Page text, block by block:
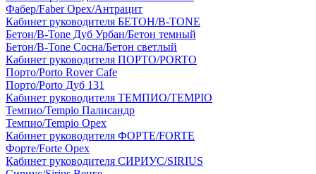
Фабер/Faber Орех/Антрацит
Кабинет руководителя БЕТОН/B-TONE
Бетон/B-Tone Дуб Урбан/Бетон темный
Бетон/B-Tone Сосна/Бетон светлый
Кабинет руководителя ПОРТО/PORTO
Порто/Porto Rover Cafe
Порто/Porto Дуб 131
Кабинет руководителя ТЕМПИО/TEMPIO
Темпио/Tempio Палисандр
Темпио/Tempio Орех
Кабинет руководителя ФОРТЕ/FORTE
Форте/Forte Орех
Кабинет руководителя СИРИУС/SIRIUS